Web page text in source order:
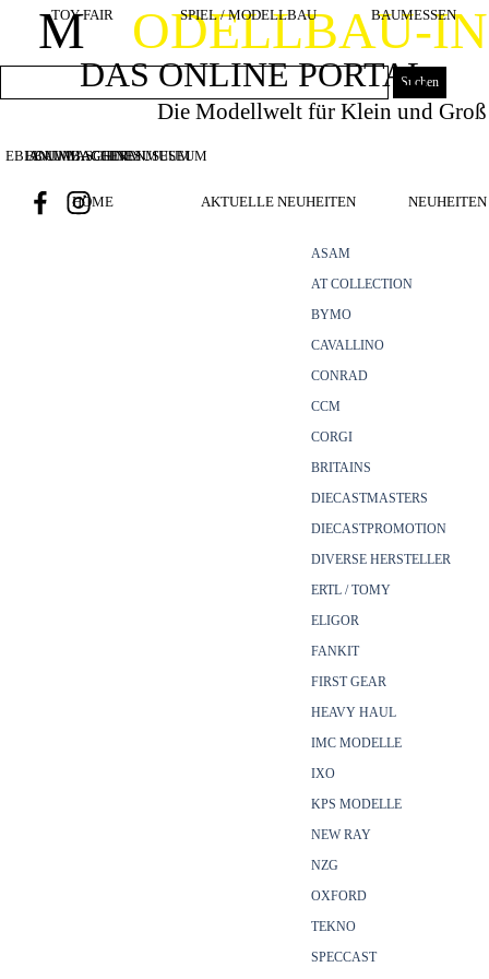
Direkt zum SeiteninhaltODELLBAU-
M
TOY FAIR SPIEL / MODELLBAU BAUMESSEN
DAS ONLINE PORTAL
Suchen
Die Modellwelt für Klein und Groß
BOUWMACHINES
BAUMASCHINENMUSEUM
EBIANUMBAGGERMUSEUM
HOME AKTUELLE NEUHEITEN
ASAM
AT COLLECTION
BYMO
CAVALLINO
CONRAD
CCM
CORGI
BRITAINS
DIECASTMASTERS
DIECASTPROMOTION
DIVERSE HERSTELLER
ERTL / TOMY
ELIGOR
FANKIT
FIRST GEAR
HEAVY HAUL
IMC MODELLE
IXO
KPS MODELLE
NEW RAY
NZG
OXFORD
TEKNO
SPECCAST